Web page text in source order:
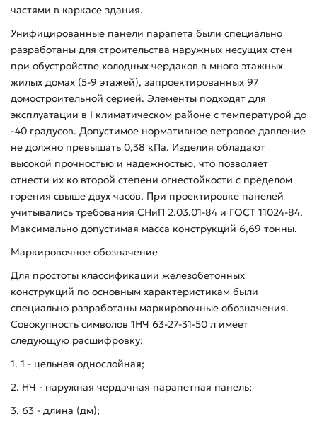
частями в каркасе здания.
Унифицированные панели парапета были специально
разработаны для строительства наружных несущих стен
при обустройстве холодных чердаков в много этажных
жилых домах (5-9 этажей), запроектированных 97
домостроительной серией. Элементы подходят для
эксплуатации в I климатическом районе с температурой до
-40 градусов. Допустимое нормативное ветровое давление
не должно превышать 0,38 кПа. Изделия обладают
высокой прочностью и надежностью, что позволяет
отнести их ко второй степени огнестойкости с пределом
горения свыше двух часов. При проектировке панелей
учитывались требования СНиП 2.03.01-84 и ГОСТ 11024-84.
Максимально допустимая масса конструкций 6,69 тонны.
Маркировочное обозначение
Для простоты классификации железобетонных
конструкций по основным характеристикам были
специально разработаны маркировочные обозначения.
Совокупность символов 1НЧ 63-27-31-50 л имеет
следующую расшифровку:
1. 1 - цельная однослойная;
2. НЧ - наружная чердачная парапетная панель;
3. 63 - длина (дм);